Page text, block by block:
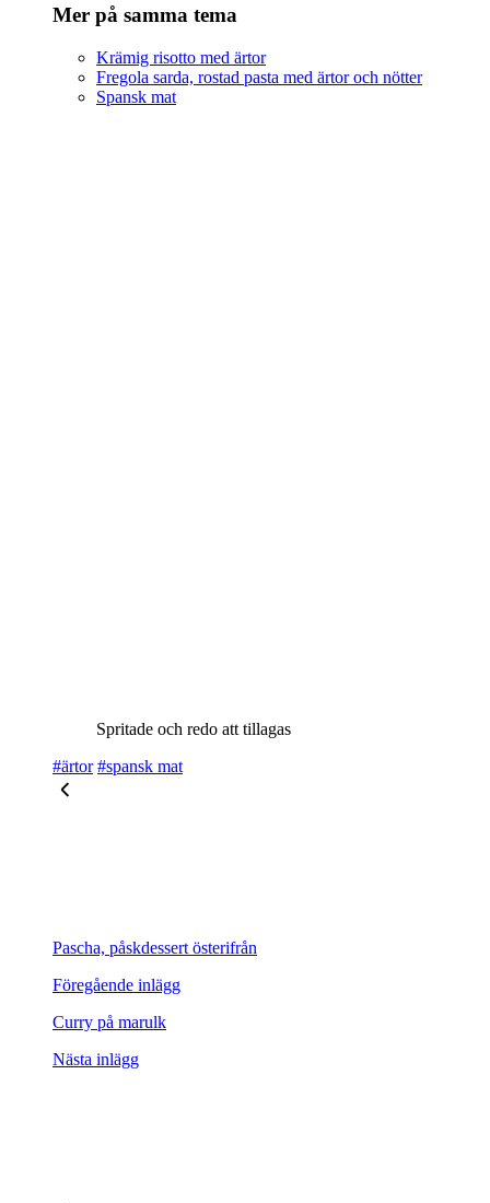
Mer på samma tema
Krämig risotto med ärtor
Fregola sarda, rostad pasta med ärtor och nötter
Spansk mat
Spritade och redo att tillagas
#ärtor #spansk mat
Pascha, påskdessert österifrån
Föregående inlägg
Curry på marulk
Nästa inlägg